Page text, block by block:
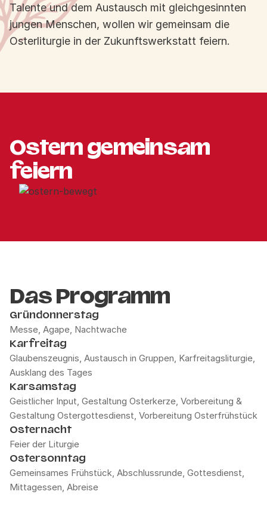
Talente und dem Austausch mit gleichgesinnten
jungen Menschen, wollen wir gemeinsam die
Osterliturgie in der Zukunftswerkstatt feiern.
Ostern gemeinsam
feiern
Das Programm
Gründonnerstag
Messe, Agape, Nachtwache
Karfreitag
Glaubenszeugnis, Austausch in Gruppen, Karfreitagsliturgie,
Ausklang des Tages
Karsamstag
Geistlicher Input, Gestaltung Osterkerze, Vorbereitung &
Gestaltung Ostergottesdienst, Vorbereitung Osterfrühstück
Osternacht
Feier der Liturgie
Ostersonntag
Gemeinsames Frühstück, Abschlussrunde, Gottesdienst,
Mittagessen, Abreise